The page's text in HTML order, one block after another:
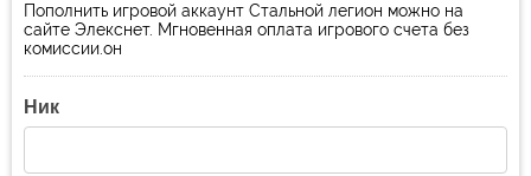
Пополнить игровой аккаунт Стальной легион можно на
сайте Элекснет. Мгновенная оплата игрового счета без
комиссии.он
Ник